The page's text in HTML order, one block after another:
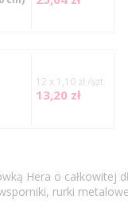
12 x 1,10 zł /szt
13,20 zł
Hera o całkowitej
rurki